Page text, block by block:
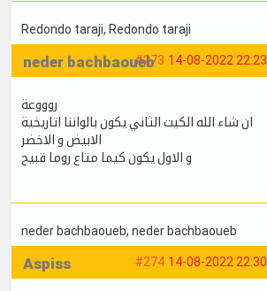
Redondo taraji, Redondo taraji
#273 14-08-2022 22:23
neder bachbaoueb
روووعة
ان شاء الله الكيت الثاني يكون بالواننا اتاريخية
الابيض و الاخضر
و الاول يكون كيما متاع روما قبيح
neder bachbaoueb, neder bachbaoueb
#274 14-08-2022 22:30
Aspiss